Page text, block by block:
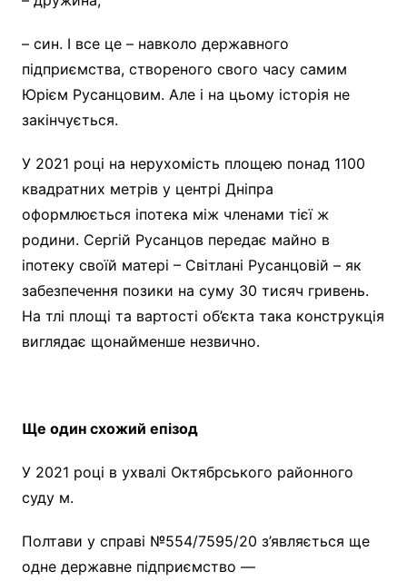
– син. І все це – навколо державного
підприємства, створеного свого часу самим
Юрієм Русанцовим. Але і на цьому історія не
закінчується.
У 2021 році на нерухомість площею понад 1100
квадратних метрів у центрі Дніпра
оформлюється іпотека між членами тієї ж
родини. Сергій Русанцов передає майно в
іпотеку своїй матері – Світлані Русанцовій – як
забезпечення позики на суму 30 тисяч гривень.
На тлі площі та вартості об’єкта така конструкція
виглядає щонайменше незвично.
Ще один схожий епізод
У 2021 році в ухвалі Октябрського районного
суду м.
Полтави у справі №554/7595/20 з’являється ще
одне державне підприємство —